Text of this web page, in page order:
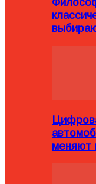
меняют